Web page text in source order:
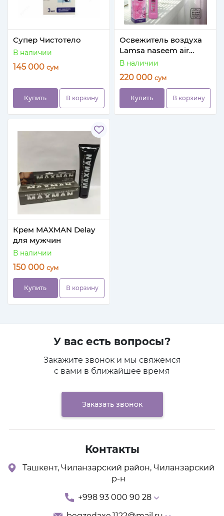
Супер Чистотело
В наличии
145 000 сум
Купить В корзину
Освежитель воздуха
Lamsa naseem air
freshener
В наличии
220 000 сум
Купить В корзину
Крем MAXMAN Delay
для мужчин
В наличии
150 000 сум
Купить В корзину
У вас есть вопросы?
Закажите звонок и мы свяжемся
с вами в ближайшее время
Заказать звонок
Контакты
Ташкент, Чиланзарский район, Чиланзарский
р-н
+998 93 000 90 28